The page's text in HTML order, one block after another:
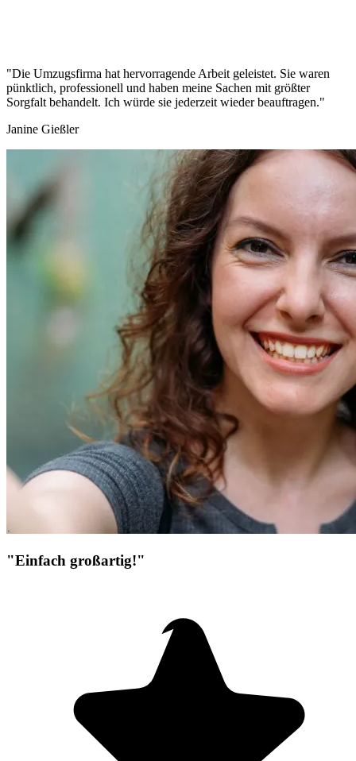
"Die Umzugsfirma hat hervorragende Arbeit geleistet. Sie waren
pünktlich, professionell und haben meine Sachen mit größter
Sorgfalt behandelt. Ich würde sie jederzeit wieder beauftragen."
Janine Gießler
"Einfach großartig!"